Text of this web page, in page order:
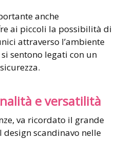
anche
ai piccoli la possibilità di
attraverso l’ambiente
sentono legati con un
e versatilità
va ricordato il grande
scandinavo nelle